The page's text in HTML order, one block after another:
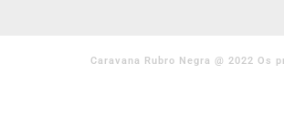
Caravana Rubro Negra @ 2022